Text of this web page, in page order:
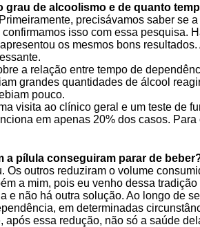
grau de alcoolismo e de quanto
precisávamos saber se
isso com essa pesquisa.
os mesmos bons
a relação entre tempo de
grandes quantidades de álcool
pouco.
visita ao clínico geral e um teste de
em apenas 20% dos casos.
a pílula conseguiram parar de
Os outros reduziram o volume
a mim, pois eu venho dessa
e não há outra solução. Ao longo de
em determinadas
após essa redução, não só a saúde
importância do
em nova resolução
medicamentos à
2026
26